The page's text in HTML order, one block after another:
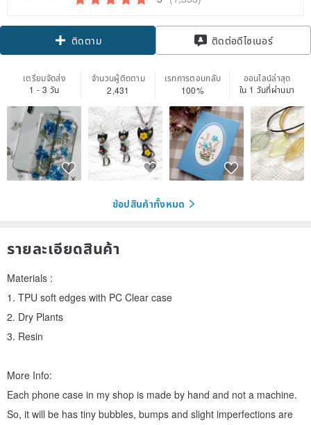
ติดตาม ติดต่อดีไซเนอร์
เตรียมจัดส่ง
1 - 3 วัน
จำนวนผู้ติดตาม
2,431
เรทการตอบกลับ
100%
ออนไลน์ล่าสุด
ใน 1 วันที่ผ่านมา
ช้อปสินค้าทั้งหมด
รายละเอียดสินค้า
Materials :
1. TPU soft edges with PC Clear case
2. Dry Plants
3. Resin
More Info:
Each phone case in my shop is made by hand and not a machine.
So, it will be has tiny bubbles, bumps and slight imperfections are